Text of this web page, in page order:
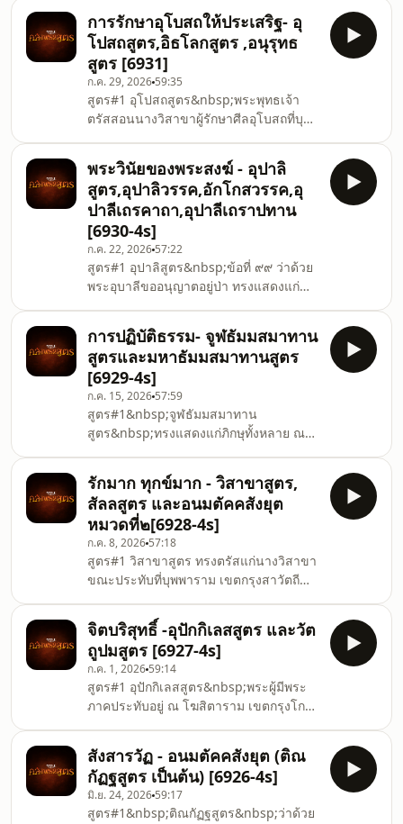
ทรงตรัสตอบดังนี้ คือ ประโยชน์แห่งการ
บัญญัติสิกขาบท, เหตุงดสวดปาติโมกข์ ,
คุณสมบัติของภิกษุเป็นผู้รื้อฟื้นอธิกรณ์ ,ผู้ให้
นิสสัย , ผู้ให้อุปสมบท และผู้ให้สามเณร
อุปัฏฐาก และสาเหตุให้สงฆ์แตกกันและ
สามัคคีกันสูตร#2 อักโกสวรรค พระอุบาลี
ทูลถามพระพุทธเจ้า หมวดว่าด้วยการด่า
ประกอบด้วยพระสูตรที่๑-๔ ได้
การรักษาอุโบสถให้ประเสริฐ- อุ
โปสถสูตร,อิธโลกสูตร ,อนุรุทธ
สูตร [6931]
ก.ค. 29, 2026 59:35
สูตร#1 อุโปสถสูตร&nbsp;พระพุทธเจ้า
ตรัสสอนนางวิสาขาผู้รักษาศีลอุโบสถที่บุพ
ศีลนั้นมีทั้งแบบที่ประเสริฐ คือ ความเป็น
อริยะ มีความประเสริฐได้บุญอย่างแท้จริง
และแบบที่ไม่ประเสริฐ คือ มีความงมงายไม่
ถูกต้องสูตร#2 อิธโลก
สูตร&nbsp;พระพุทธเจ้าทรงตรัสสอนนาง
วิสาขา อธิบายถึงสุภาพสตรีที่จะอยู่ครอง
เรือนได้อย่างมีความสุข ไม่เกิดเป็นภัยได้
กำไรในการอยู่ครองเรือน ประกอบด้วย
ธรรมของ
พระวินัยของพระสงฆ์ - อุปาลิ
สูตร,อุปาลิวรรค,อักโกสวรรค,อุ
ปาลีเถรคาถา,อุปาลีเถราปทาน
[6930-4s]
ก.ค. 22, 2026 57:22
สูตร#1 อุปาลิสูตร&nbsp;ข้อที่ ๙๙ ว่าด้วย
พระอุบาลีขออนุญาตอยู่ป่า ทรงแสดงแก่
พรรษาในป่าพระพุทธเจ้าทรงเตือนว่า การ
พำนักอยู่ในถิ่นทุรกันดารนั้นยากที่จะทนได้
เว้นแต่ว่าท่านจะเชี่ยวชาญด้านการเจริญ
สติ และทรงอธิบายอย่างละเอียดถึงการ
ฝึกฝนที่จำเป็นก่อนไปจำพรรษา และในตอน
ท้ายทรงสนับสนุนให้พระอุบาลีอยู่ร่วมกับ
พระสงฆ์ต่อไปสูตร#2 อุปาลิ
วรรค&nbsp;ว่าด้วยพระอุบาลี มี ๑๐ พระ
สูตร (เ
การปฏิบัติธรรม- จูฬธัมมสมาทาน
สูตรและมหาธัมมสมาทานสูตร
[6929-4s]
ก.ค. 15, 2026 57:59
สูตร#1&nbsp;จูฬธัมมสมาทาน
สูตร&nbsp;ทรงแสดงแก่ภิกษุทั้งหลาย ณ
สมาทานธรรมมี 4 แบบ ซึ่งการสมาทาน
ธรรม หมายถึง การนำธรรมมาปฏิบัติ โดย
ทรงอธิบายแต่ละแบบโดยละเอียด และยก
อุปมาโวหารประกอบ ทรงถือเอาความทุกข์
และความสุขในขณะปฏิบัติ กับความทุกข์
และความสุขที่เป็นผลแห่งการปฏิบัติเป็น
เกณฑ์ เกณฑ์สูงสุด คือ ความสุขในสุคติ
โลกสวรรค์สูตร#2&nbsp;มหาธัมม
สมาทานสูตร&nbsp;ทรงแสดงแก่ภิกษุทั้ง
รักมาก ทุกข์มาก - วิสาขาสูตร,
สัลลสูตร และอนมตัคคสังยุต
หมวดที่๒[6928-4s]
ก.ค. 8, 2026 57:18
สูตร#1 วิสาขาสูตร ทรงตรัสแก่นางวิสาขา
ขณะประทับที่บุพพาราม เขตกรุงสาวัตถี
หลานสาวเสียชีวิต ทำให้มีความเศร้าโศก
อย่างมาก และยังปารถนาที่จะมีลูกหลาน
มาก จึงทรงตรัสเตือนว่า ผู้ที่มีสิ่งอันเป็นที่รัก
๑๐๐ ก็มีความทุกฃ์ ๑๐๐ … ผู้ไม่มีสิ่งอันเป็น
ที่รัก จึงไม่ทุกข์สูตร#2 สัลลสูตร ทรงตรัสแก่
ภิกษุทั้งหลาย ถึงการรับมือกับความทุกข์
ระหว่าง ปุถุชนผู้ไม่ได้สดับ กับพระอริยสา
จิตบริสุทธิ์ -อุปักกิเลสสูตร และวัต
ถูปมสูตร [6927-4s]
ก.ค. 1, 2026 59:14
สูตร#1 อุปักกิเลสสูตร&nbsp;พระผู้มีพระ
ภาคประทับอยู่ ณ โฆสิตาราม เขตกรุงโกสั
ความบาดหมาง เกิดการทะเลาะวิวาทกัน
ภิกษุรูปหนึ่งเข้าไปเฝ้าแล้วกราบทูลเรื่องนี้
ได้ทรงเข้าไปห้ามแต่ไม่เชื่อฟัง จึงทรงเสด็จ
จากมาแล้วเสด็จไปเยี่ยมท่านพระอนุรุทธะ
ท่านพระนันทิยะ และท่านพระกิมพิละที่ป่า
สังสารวัฏ - อนมตัคคสังยุต (ติณ
กัฏฐสูตร เป็นต้น) [6926-4s]
มิ.ย. 24, 2026 59:17
สูตร#1&nbsp;ติณกัฏฐสูตร&nbsp;ว่าด้วย